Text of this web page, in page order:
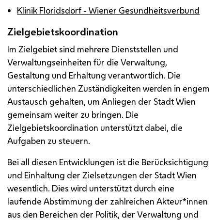
Klinik Floridsdorf - Wiener Gesundheitsverbund
Zielgebietskoordination
Im Zielgebiet sind mehrere Dienststellen und
Verwaltungseinheiten für die Verwaltung,
Gestaltung und Erhaltung verantwortlich. Die
unterschiedlichen Zuständigkeiten werden in engem
Austausch gehalten, um Anliegen der Stadt Wien
gemeinsam weiter zu bringen. Die
Zielgebietskoordination unterstützt dabei, die
Aufgaben zu steuern.
Bei all diesen Entwicklungen ist die Berücksichtigung
und Einhaltung der Zielsetzungen der Stadt Wien
wesentlich. Dies wird unterstützt durch eine
laufende Abstimmung der zahlreichen Akteur*innen
aus den Bereichen der Politik, der Verwaltung und